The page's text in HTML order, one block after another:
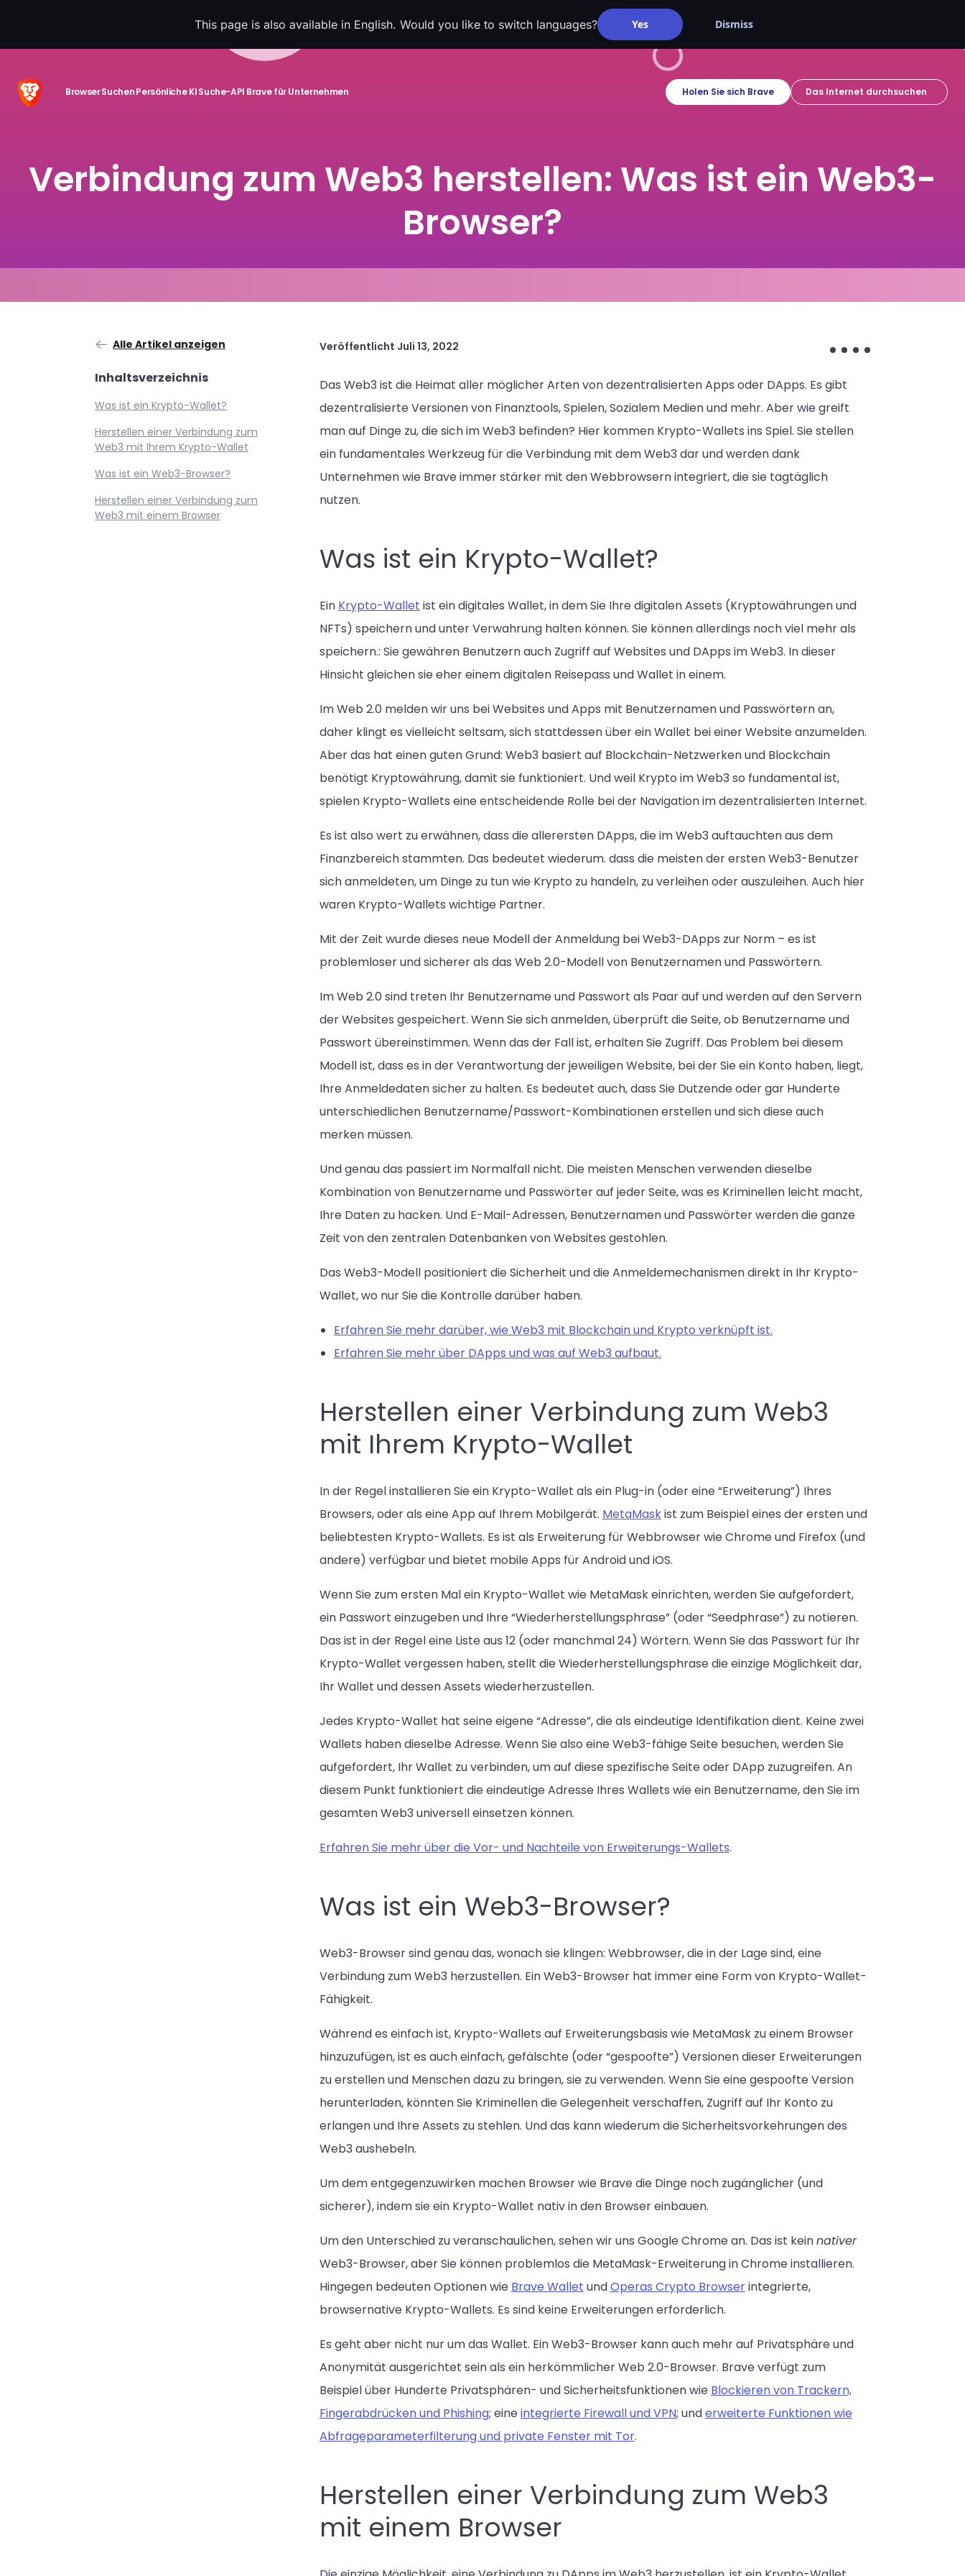
This page is also available in English. Would you like to switch languages? Yes Dismiss
BrowserSuchenPersönliche KISuche-API Brave für Unternehmen Holen Sie sich Brave
Verbindung zum Web3 herstellen: Was ist ein Web3-
Browser?
Veröffentlicht Juli 13, 2022
Alle Artikel anzeigen
Inhaltsverzeichnis
Was ist ein Krypto-Wallet?
Herstellen einer Verbindung zum
Web3 mit Ihrem Krypto-Wallet
Was ist ein Web3-Browser?
Herstellen einer Verbindung zum
Web3 mit einem Browser
Das Web3 ist die Heimat aller möglicher Arten von dezentralisierten Apps oder DApps. Es gibt
dezentralisierte Versionen von Finanztools, Spielen, Sozialem Medien und mehr. Aber wie greift
man auf Dinge zu, die sich im Web3 befinden? Hier kommen Krypto-Wallets ins Spiel. Sie stellen
ein fundamentales Werkzeug für die Verbindung mit dem Web3 dar und werden dank
Unternehmen wie Brave immer stärker mit den Webbrowsern integriert, die sie tagtäglich
nutzen.
Was ist ein Krypto-Wallet?
Ein Krypto-Wallet ist ein digitales Wallet, in dem Sie Ihre digitalen Assets (Kryptowährungen und
NFTs) speichern und unter Verwahrung halten können. Sie können allerdings noch viel mehr als
speichern.: Sie gewähren Benutzern auch Zugriff auf Websites und DApps im Web3. In dieser
Hinsicht gleichen sie eher einem digitalen Reisepass und Wallet in einem.
Im Web 2.0 melden wir uns bei Websites und Apps mit Benutzernamen und Passwörtern an,
daher klingt es vielleicht seltsam, sich stattdessen über ein Wallet bei einer Website anzumelden.
Aber das hat einen guten Grund: Web3 basiert auf Blockchain-Netzwerken und Blockchain
benötigt Kryptowährung, damit sie funktioniert. Und weil Krypto im Web3 so fundamental ist,
spielen Krypto-Wallets eine entscheidende Rolle bei der Navigation im dezentralisierten Internet.
Es ist also wert zu erwähnen, dass die allerersten DApps, die im Web3 auftauchten aus dem
Finanzbereich stammten. Das bedeutet wiederum. dass die meisten der ersten Web3-Benutzer
sich anmeldeten, um Dinge zu tun wie Krypto zu handeln, zu verleihen oder auszuleihen. Auch hier
waren Krypto-Wallets wichtige Partner.
Mit der Zeit wurde dieses neue Modell der Anmeldung bei Web3-DApps zur Norm – es ist
problemloser und sicherer als das Web 2.0-Modell von Benutzernamen und Passwörtern.
Im Web 2.0 sind treten Ihr Benutzername und Passwort als Paar auf und werden auf den Servern
der Websites gespeichert. Wenn Sie sich anmelden, überprüft die Seite, ob Benutzername und
Passwort übereinstimmen. Wenn das der Fall ist, erhalten Sie Zugriff. Das Problem bei diesem
Modell ist, dass es in der Verantwortung der jeweiligen Website, bei der Sie ein Konto haben, liegt,
Ihre Anmeldedaten sicher zu halten. Es bedeutet auch, dass Sie Dutzende oder gar Hunderte
unterschiedlichen Benutzername/Passwort-Kombinationen erstellen und sich diese auch
merken müssen.
Und genau das passiert im Normalfall nicht. Die meisten Menschen verwenden dieselbe
Kombination von Benutzername und Passwörter auf jeder Seite, was es Kriminellen leicht macht,
Ihre Daten zu hacken. Und E-Mail-Adressen, Benutzernamen und Passwörter werden die ganze
Zeit von den zentralen Datenbanken von Websites gestohlen.
Das Web3-Modell positioniert die Sicherheit und die Anmeldemechanismen direkt in Ihr Krypto-
Wallet, wo nur Sie die Kontrolle darüber haben.
Erfahren Sie mehr darüber, wie Web3 mit Blockchain und Krypto verknüpft ist.
Erfahren Sie mehr über DApps und was auf Web3 aufbaut.
Herstellen einer Verbindung zum Web3
mit Ihrem Krypto-Wallet
In der Regel installieren Sie ein Krypto-Wallet als ein Plug-in (oder eine “Erweiterung”) Ihres
Browsers, oder als eine App auf Ihrem Mobilgerät. MetaMaskist zum Beispiel eines der ersten und
beliebtesten Krypto-Wallets. Es ist als Erweiterung für Webbrowser wie Chrome und Firefox (und
andere) verfügbar und bietet mobile Apps für Android und iOS.
Wenn Sie zum ersten Mal ein Krypto-Wallet wie MetaMask einrichten, werden Sie aufgefordert,
ein Passwort einzugeben und Ihre “Wiederherstellungsphrase” (oder “Seedphrase”) zu notieren.
Das ist in der Regel eine Liste aus 12 (oder manchmal 24) Wörtern. Wenn Sie das Passwort für Ihr
Krypto-Wallet vergessen haben, stellt die Wiederherstellungsphrase die einzige Möglichkeit dar,
Ihr Wallet und dessen Assets wiederherzustellen.
Jedes Krypto-Wallet hat seine eigene “Adresse”, die als eindeutige Identifikation dient. Keine zwei
Wallets haben dieselbe Adresse. Wenn Sie also eine Web3-fähige Seite besuchen, werden Sie
aufgefordert, Ihr Wallet zu verbinden, um auf diese spezifische Seite oder DApp zuzugreifen. An
diesem Punkt funktioniert die eindeutige Adresse Ihres Wallets wie ein Benutzername, den Sie im
gesamten Web3 universell einsetzen können.
Erfahren Sie mehr über die Vor- und Nachteile von Erweiterungs-Wallets.
Was ist ein Web3-Browser?
Web3-Browser sind genau das, wonach sie klingen: Webbrowser, die in der Lage sind, eine
Verbindung zum Web3 herzustellen. Ein Web3-Browser hat immer eine Form von Krypto-Wallet-
Fähigkeit.
Während es einfach ist, Krypto-Wallets auf Erweiterungsbasis wie MetaMask zu einem Browser
hinzuzufügen, ist es auch einfach, gefälschte (oder “gespoofte”) Versionen dieser Erweiterungen
zu erstellen und Menschen dazu zu bringen, sie zu verwenden. Wenn Sie eine gespoofte Version
herunterladen, könnten Sie Kriminellen die Gelegenheit verschaffen, Zugriff auf Ihr Konto zu
erlangen und Ihre Assets zu stehlen. Und das kann wiederum die Sicherheitsvorkehrungen des
Web3 aushebeln.
Um dem entgegenzuwirken machen Browser wie Brave die Dinge noch zugänglicher (und
sicherer), indem sie ein Krypto-Wallet nativ in den Browser einbauen.
Um den Unterschied zu veranschaulichen, sehen wir uns Google Chrome an. Das ist keinnativer
Web3-Browser, aber Sie können problemlos die MetaMask-Erweiterung in Chrome installieren.
Hingegen bedeuten Optionen wie Brave Wallet undOperas Crypto Browserintegrierte,
browsernative Krypto-Wallets. Es sind keine Erweiterungen erforderlich.
Es geht aber nicht nur um das Wallet. Ein Web3-Browser kann auch mehr auf Privatsphäre und
Anonymität ausgerichtet sein als ein herkömmlicher Web 2.0-Browser. Brave verfügt zum
Beispiel über Hunderte Privatsphären- und Sicherheitsfunktionen wie Blockieren von Trackern,
Fingerabdrücken und Phishing; eineintegrierte Firewall und VPN; underweiterte Funktionen wie
Abfrageparameterfilterung und private Fenster mit Tor.
Herstellen einer Verbindung zum Web3
mit einem Browser